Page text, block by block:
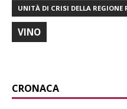
UNITÀ DI CRISI DELLA REGIONE
VINO
CRONACA